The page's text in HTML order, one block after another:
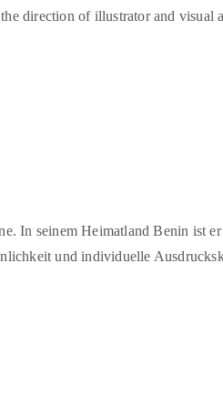
direction of illustrator and
In seinem Heimatland Benin ist
und individuelle